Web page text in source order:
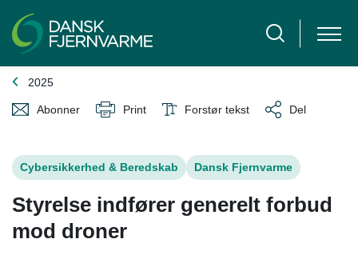
2025
Abonner Print Forstør tekst Del
Cybersikkerhed & Beredskab Dansk Fjernvarme
Styrelse indfører generelt forbud
mod droner